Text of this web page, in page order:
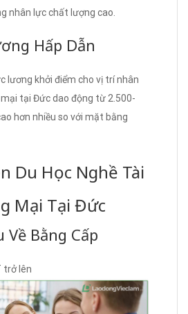
nhân lực chất lượng cao.
Hấp Dẫn
lương khởi điểm cho vị trí nhân
tại Đức dao động từ 2.500-
hơn nhiều so với mặt bằng
Du Học Nghề Tài
Mại Tại Đức
Về Bằng Cấp
trở lên